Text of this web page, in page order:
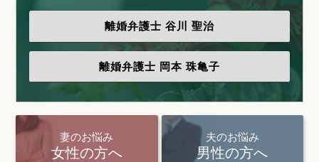
離婚弁護士 谷川 聖治
離婚弁護士 岡本 珠亀子
妻のお悩み
女性の方へ
夫のお悩み
男性の方へ